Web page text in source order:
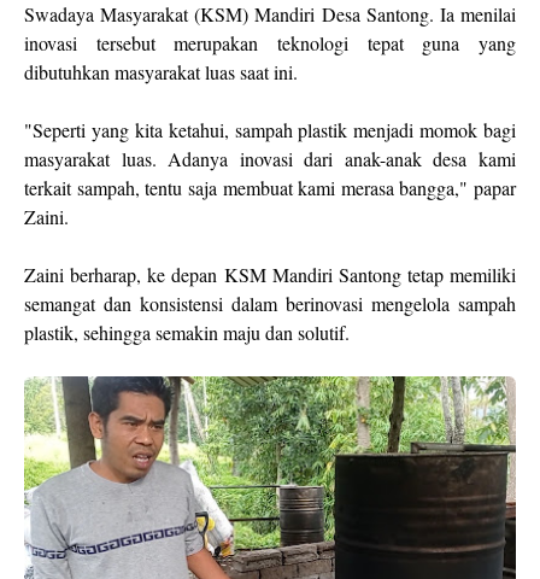
Swadaya Masyarakat (KSM) Mandiri Desa Santong. Ia menilai
inovasi tersebut merupakan teknologi tepat guna yang
dibutuhkan masyarakat luas saat ini.
"Seperti yang kita ketahui, sampah plastik menjadi momok bagi
masyarakat luas. Adanya inovasi dari anak-anak desa kami
terkait sampah, tentu saja membuat kami merasa bangga," papar
Zaini.
Zaini berharap, ke depan KSM Mandiri Santong tetap memiliki
semangat dan konsistensi dalam berinovasi mengelola sampah
plastik, sehingga semakin maju dan solutif.